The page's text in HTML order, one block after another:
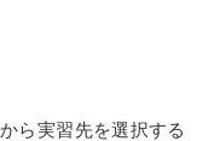
ら実習先を選択する